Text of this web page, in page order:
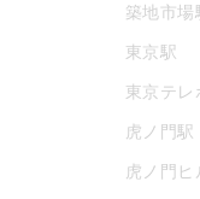
築地市場
東京駅
東京テレ
虎ノ門駅
虎ノ門ヒ